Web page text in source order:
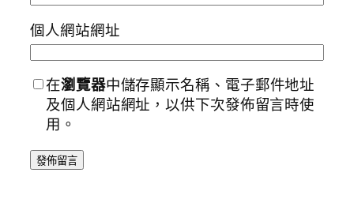
個人網站網址
在瀏覽器中儲存顯示名稱、電子郵件地址
及個人網站網址，以供下次發佈留言時使
用。